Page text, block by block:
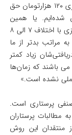
شیراز حق مسکن است: «علوم پزشکی شیراز نفری ۱۲۰ هزارتومان حق
شده‌ایم. یا همین
اضافه‌کار، مالیات آن به‌روز کسر می‌شود، اما واریزی با اختلاف ۷ الی ۸
مراتب بدتر از ما
تومان و دریافتی‌شان زیاد کمتر
باشند که زمان‌ها
نشده است.»
صنفی پرستاری است.
مطالبات پرستاران
منتقدان این روش